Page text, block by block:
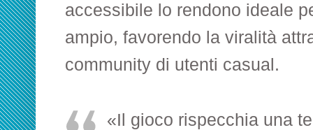
accessibile lo rendono ideale
ampio, favorendo la viralità
community di utenti casual.
«Il gioco rispecchia una